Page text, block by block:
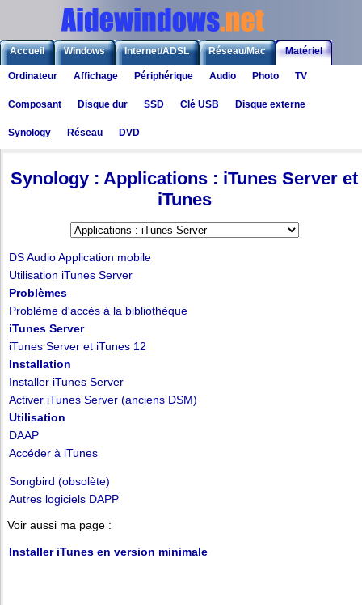
Accueil Windows Internet/ADSL Réseau/Mac Matériel
Logiciels Liens Jeux
Ordinateur Affichage Périphérique Audio Photo TV
Composant Disque dur SSD Clé USB Disque externe
Synology Réseau DVD
Synology : Applications : iTunes Server et
iTunes
DS Audio Application mobile
Utilisation iTunes Server
Problèmes
Problème d'accès à la bibliothèque
iTunes Server
iTunes Server et iTunes 12
Installation
Installer iTunes Server
Activer iTunes Server (anciens DSM)
Utilisation
DAAP
Accéder à iTunes
Songbird (obsolète)
Autres logiciels DAPP
Voir aussi ma page :
Installer iTunes en version minimale